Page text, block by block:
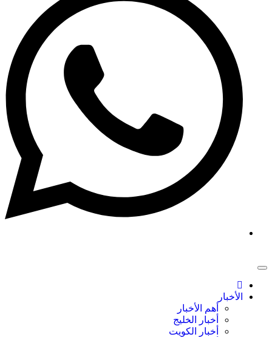
الأخبار
أهم الأخبار
أخبار الخليج
أخبار الكويت